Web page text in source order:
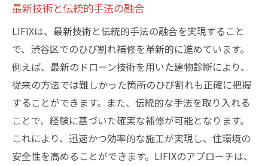
最新技術と伝統的手法の融合
LIFIXは、最新技術と伝統的手法の融合を実現すること
で、渋谷区でのひび割れ補修を革新的に進めています。
例えば、最新のドローン技術を用いた建物診断により、
従来の方法では難しかった箇所のひび割れも正確に把握
することができます。また、伝統的な手法を取り入れる
ことで、経験に基づいた確実な補修が可能となります。
これにより、迅速かつ効率的な施工が実現し、住環境の
安全性を高めることができます。LIFIXのアプローチは、